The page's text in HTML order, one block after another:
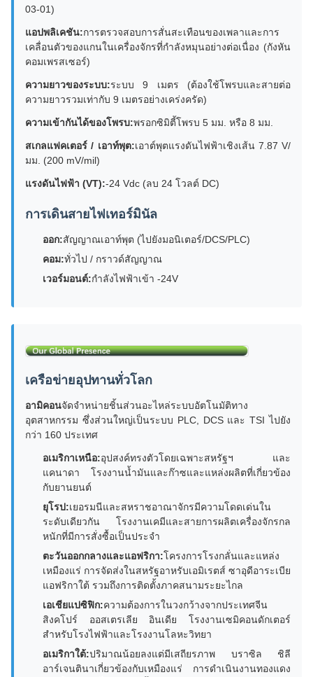
03-01)
แอปพลิเคชัน:การตรวจสอบการสั่นสะเทือนของเพลาและการ
เคลื่อนตัวของแกนในเครื่องจักรที่กำลังหมุนอย่างต่อเนื่อง (กังหัน
คอมเพรสเซอร์)
ความยาวของระบบ:ระบบ 9 เมตร (ต้องใช้โพรบและสายต่อ
ความยาวรวมเท่ากับ 9 เมตรอย่างเคร่งครัด)
ความเข้ากันได้ของโพรบ:พรอกซิมิตี้โพรบ 5 มม. หรือ 8 มม.
สเกลแฟคเตอร์ / เอาท์พุต:เอาต์พุตแรงดันไฟฟ้าเชิงเส้น 7.87 V/
มม. (200 mV/mil)
แรงดันไฟฟ้า (VT):-24 Vdc (ลบ 24 โวลต์ DC)
การเดินสายไฟเทอร์มินัล
ออก:สัญญาณเอาท์พุต (ไปยังมอนิเตอร์/DCS/PLC)
คอม:ทั่วไป / กราวด์สัญญาณ
เวอร์มอนต์:กำลังไฟฟ้าเข้า -24V
เครือข่ายอุปทานทั่วโลก
อามิคอนจัดจำหน่ายชิ้นส่วนอะไหล่ระบบอัตโนมัติทาง
อุตสาหกรรม ซึ่งส่วนใหญ่เป็นระบบ PLC, DCS และ TSI ไปยัง
กว่า 160 ประเทศ
อเมริกาเหนือ:อุปสงค์ทรงตัวโดยเฉพาะสหรัฐฯ และ
แคนาดา โรงงานน้ำมันและก๊าซและแหล่งผลิตที่เกี่ยวข้อง
กับยานยนต์
ยุโรป:เยอรมนีและสหราชอาณาจักรมีความโดดเด่นใน
ระดับเดียวกัน โรงงานเคมีและสายการผลิตเครื่องจักรกล
หนักที่มีการสั่งซื้อเป็นประจำ
ตะวันออกกลางและแอฟริกา:โครงการโรงกลั่นและแหล่ง
เหมืองแร่ การจัดส่งในสหรัฐอาหรับเอมิเรตส์ ซาอุดีอาระเบีย
แอฟริกาใต้ รวมถึงการติดตั้งภาคสนามระยะไกล
เอเชียแปซิฟิก:ความต้องการในวงกว้างจากประเทศจีน
สิงคโปร์ ออสเตรเลีย อินเดีย โรงงานเซมิคอนดักเตอร์
สำหรับโรงไฟฟ้าและโรงงานโลหะวิทยา
อเมริกาใต้:ปริมาณน้อยลงแต่มีเสถียรภาพ บราซิล ชิลี
อาร์เจนตินาเกี่ยวข้องกับเหมืองแร่ การดำเนินงานทองแดง